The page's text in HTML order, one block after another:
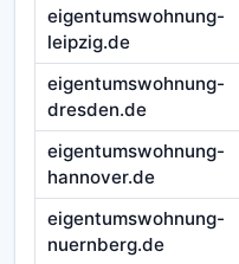
eigentumswohnung-
leipzig.de
eigentumswohnung-
dresden.de
eigentumswohnung-
hannover.de
eigentumswohnung-
nuernberg.de